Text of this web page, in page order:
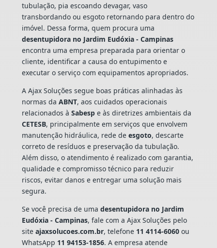
tubulação, pia escoando devagar, vaso
transbordando ou esgoto retornando para dentro do
imóvel. Dessa forma, quem procura uma
desentupidora no Jardim Eudóxia - Campinas
encontra uma empresa preparada para orientar o
cliente, identificar a causa do entupimento e
executar o serviço com equipamentos apropriados.
A Ajax Soluções segue boas práticas alinhadas às
normas da ABNT, aos cuidados operacionais
relacionados à Sabespe às diretrizes ambientais da
CETESB, principalmente em serviços que envolvem
manutenção hidráulica, rede de esgoto, descarte
correto de resíduos e preservação da tubulação.
Além disso, o atendimento é realizado com garantia,
qualidade e compromisso técnico para reduzir
riscos, evitar danos e entregar uma solução mais
segura.
Se você precisa de uma desentupidora no Jardim
Eudóxia - Campinas, fale com a Ajax Soluções pelo
site ajaxsolucoes.com.br, telefone 11 4114-6060ou
WhatsApp 11 94153-1856. A empresa atende